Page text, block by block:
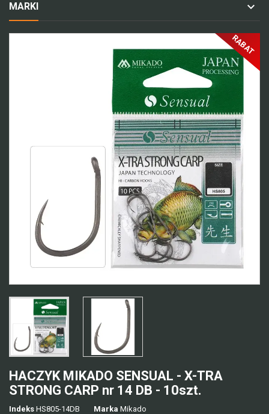
MARKI
RABAT
HACZYK MIKADO SENSUAL - X-TRA
STRONG CARP nr 14 DB - 10szt.
Indeks HS805-14DB Marka Mikado